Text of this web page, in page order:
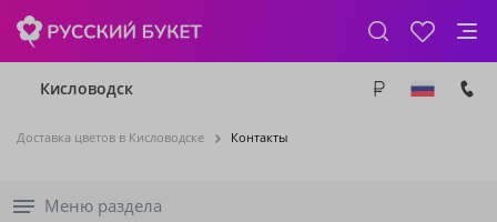
Кисловодск
Доставка цветов в Кисловодске Контакты
Меню раздела